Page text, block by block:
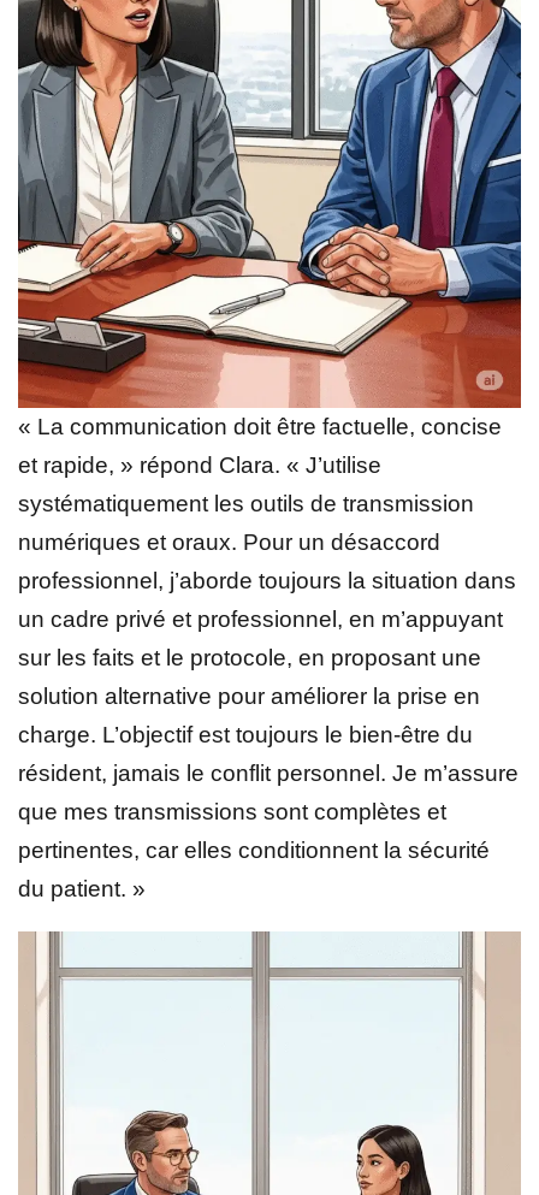
« La communication doit être factuelle, concise
et rapide, » répond Clara. « J’utilise
systématiquement les outils de transmission
numériques et oraux. Pour un désaccord
professionnel, j’aborde toujours la situation dans
un cadre privé et professionnel, en m’appuyant
sur les faits et le protocole, en proposant une
solution alternative pour améliorer la prise en
charge. L’objectif est toujours le bien-être du
résident, jamais le conflit personnel. Je m’assure
que mes transmissions sont complètes et
pertinentes, car elles conditionnent la sécurité
du patient. »